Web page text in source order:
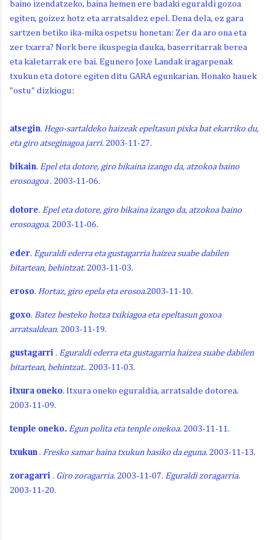
baino izendatzeko, baina hemen ere badaki eguraldi gozoa
egiten, goizez hotz eta arratsaldez epel. Dena dela, ez gara
sartzen betiko ika-mika ospetsu honetan: Zer da aro ona eta
zer txarra? Nork bere ikuspegia dauka, baserritarrak berea
eta kaletarrak ere bai. Egunero Joxe Landak iragarpenak
txukun eta dotore egiten ditu GARA egunkarian. Honako hauek
"ostu" dizkiogu:
atsegin. Hego-sartaldeko haizeak epeltasun pixka bat ekarriko du,
eta giro atseginagoa jarri. 2003-11-27.
bikain. Epel eta dotore, giro bikaina izango da, atzokoa baino
erosoagoa. 2003-11-06.
dotore. Epel eta dotore, giro bikaina izango da, atzokoa baino
erosoagoa. 2003-11-06.
eder. Eguraldi ederra eta gustagarria haizea suabe dabilen
bitartean, behintzat. 2003-11-03.
eroso. Hortaz, giro epela eta erosoa.2003-11-10.
goxo. Batez besteko hotza txikiagoa eta epeltasun goxoa
arratsaldean. 2003-11-19.
gustagarri . Eguraldi ederra eta gustagarria haizea suabe dabilen
bitartean, behintzat.. 2003-11-03.
itxura oneko. Itxura oneko eguraldia, arratsalde dotorea.
2003-11-09.
tenple oneko. Egun polita eta tenple onekoa. 2003-11-11.
txukun . Fresko samar baina txukun hasiko da eguna. 2003-11-13.
zoragarri . Giro zoragarria. 2003-11-07. Eguraldi zoragarria.
2003-11-20.